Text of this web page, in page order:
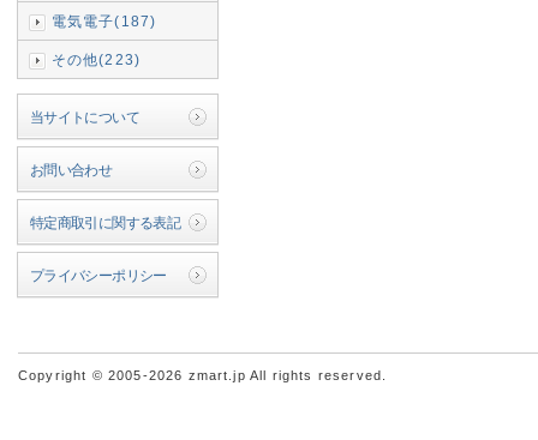
電気電子(187)
その他(223)
当サイトについて
お問い合わせ
特定商取引に関する表記
プライバシーポリシー
Copyright © 2005-2026 zmart.jp All rights reserved.